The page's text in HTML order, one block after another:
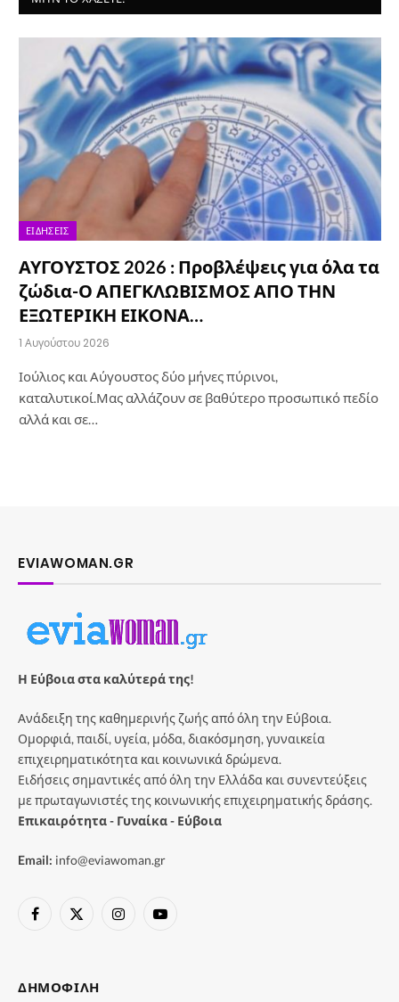
ΕΙΔΉΣΕΙΣ
ΑΥΓΟΥΣΤΟΣ 2026 : Προβλέψεις για όλα τα
ζώδια-Ο ΑΠΕΓΚΛΩΒΙΣΜΟΣ ΑΠΟ ΤΗΝ
ΕΞΩΤΕΡΙΚΗ ΕΙΚΟΝΑ…
1 Αυγούστου 2026
Ιούλιος και Αύγουστος δύο μήνες πύρινοι,
καταλυτικοί.Μας αλλάζουν σε βαθύτερο προσωπικό πεδίο
αλλά και σε…
EVIAWOMAN.GR
Η Εύβοια στα καλύτερά της!
Ανάδειξη της καθημερινής ζωής από όλη την Εύβοια.
Ομορφιά, παιδί, υγεία, μόδα, διακόσμηση, γυναικεία
επιχειρηματικότητα και κοινωνικά δρώμενα.
Ειδήσεις σημαντικές από όλη την Ελλάδα και συνεντεύξεις
με πρωταγωνιστές της κοινωνικής επιχειρηματικής δράσης.
Επικαιρότητα - Γυναίκα - Εύβοια
Email: info@eviawoman.gr
Facebook
X
InstagramYouTube
ΔΗΜΟΦΙΛΉ